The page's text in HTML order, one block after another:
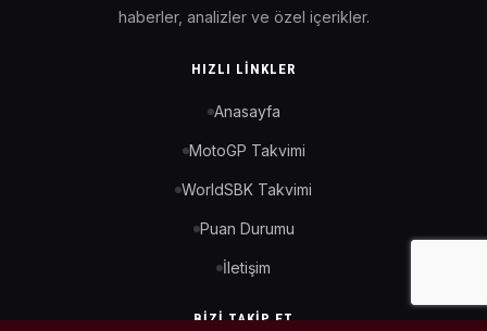
haberler, analizler ve özel içerikler.
HIZLI LINKLER
Anasayfa
MotoGP Takvimi
WorldSBK Takvimi
Puan Durumu
İletişim
BIZI TAKIP ET